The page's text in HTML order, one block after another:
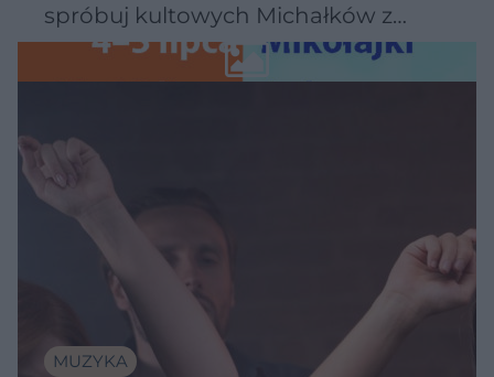
spróbuj kultowych Michałków z
Wawelu
MUZYKA